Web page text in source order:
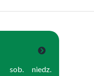
sob.
niedz.